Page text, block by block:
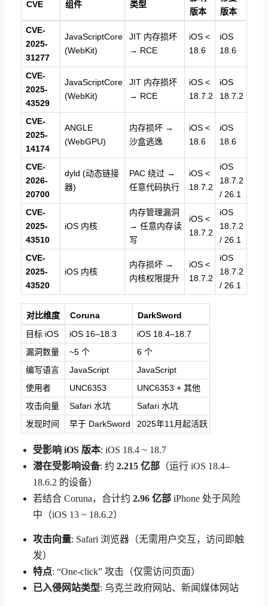
CVE 组件 类型
版本
版本
CVE-
2025-
31277
JavaScriptCore
(WebKit)
JIT 内存损坏
→ RCE
iOS <
18.6
iOS
18.6
CVE-
2025-
43529
JavaScriptCore
(WebKit)
JIT 内存损坏
→ RCE
iOS <
18.7.2
iOS
18.7.2
CVE-
2025-
14174
ANGLE
(WebGPU)
内存损坏 →
沙盒逃逸
iOS <
18.6
iOS
18.6
CVE-
2026-
20700
dyld (动态链接
器)
PAC 绕过 →
任意代码执行
iOS <
18.7.2
iOS
18.7.2
/ 26.1
CVE-
2025-
43510
iOS 内核
内存管理漏洞
→ 任意内存读
写
iOS <
18.7.2
iOS
18.7.2
/ 26.1
CVE-
2025-
43520
iOS 内核
内存损坏 →
内核权限提升
iOS <
18.7.2
iOS
18.7.2
/ 26.1
对比维度 Coruna
DarkSword
目标 iOS
iOS 16–18.3
iOS 18.4–18.7
漏洞数量
~5 个
6 个
编写语言
JavaScript
JavaScript
使用者
UNC6353
UNC6353 + 其他
攻击向量
Safari 水坑
Safari 水坑
发现时间
早于 DarkSword 2025年11月起活跃
受影响 iOS 版本: iOS 18.4 ~ 18.7
潜在受影响设备: 约 2.215 亿部 （运行 iOS 18.4–
18.6.2 的设备）
若结合 Coruna，合计约 2.96 亿部 iPhone 处于风险
中（iOS 13 ~ 18.6.2）
攻击向量: Safari 浏览器（无需用户交互，访问即触
发）
特点: “One-click” 攻击（仅需访问页面）
已入侵网站类型: 乌克兰政府网站、新闻媒体网站